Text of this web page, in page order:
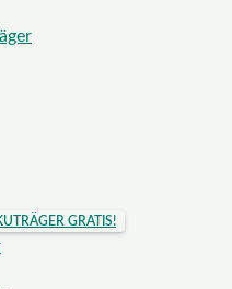
GRATIS!